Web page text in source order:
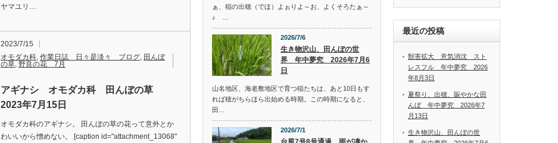
ヤマユリ…
2023/7/15
オモダカ科, 作業日誌 日々是淡々 ブログ, 田んぼ
の草, 野良の花 7月
アギナシ オモダカ科 田んぼの草
2023年7月15日
オモダカ科のアギナシ。 田んぼの草の花って意外とか
わいいから憎めない。 [caption id="attachment_13068"
ぁ、稲の出穂（でほ）よぉりよ～お、よくそろたぁ～
♪ …
2026/7/6
生き物沢山、田んぼの世
界 年中夢究 2026年7月6
日
山名地区、海老敷地区で育つ稲たちは、あと10日もす
れば穂がちらほら出始める時期。この時期になると、
田…
2026/7/1
最近の投稿
獣害拡大 意気消沈 スト
レスフル 年中夢究 2026
年8月3日
夏祭り、出穂、賑やかな田
んぼ 年中夢究 2026年7
月13日
生き物沢山、田んぼの世